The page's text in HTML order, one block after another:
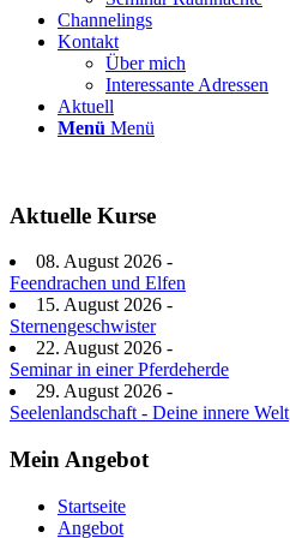
Channelings
Kontakt
Über mich
Interessante Adressen
Aktuell
Menü Menü
Aktuelle Kurse
08. August 2026 -
Feendrachen und Elfen
15. August 2026 -
Sternengeschwister
22. August 2026 -
Seminar in einer Pferdeherde
29. August 2026 -
Seelenlandschaft - Deine innere Welt
Mein Angebot
Startseite
Angebot